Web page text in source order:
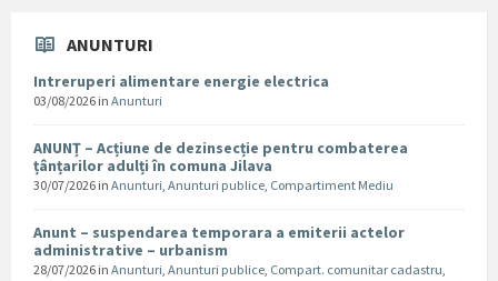
ANUNTURI
Intreruperi alimentare energie electrica
03/08/2026 in Anunturi
ANUNȚ – Acțiune de dezinsecție pentru combaterea
țânțarilor adulți în comuna Jilava
30/07/2026 in Anunturi, Anunturi publice, Compartiment Mediu
Anunt – suspendarea temporara a emiterii actelor
administrative – urbanism
28/07/2026 in Anunturi, Anunturi publice, Compart. comunitar cadastru,